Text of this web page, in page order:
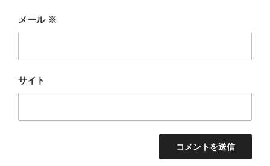
メール ※
サイト